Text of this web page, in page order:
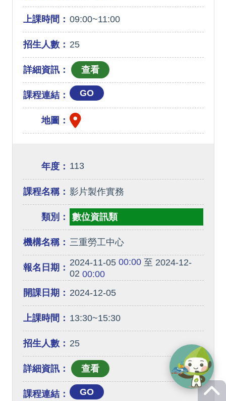
上課時間： 09:00~11:00
招生人數： 25
詳細資訊：
課程連結： GO
地圖：
年度： 113
課程名稱： 影片製作實務
類別： 數位資訊類
機構名稱： 三重勞工中心
報名日期： 2024-11-0500:00至 2024-12-
02 00:00
開課日期： 2024-12-05
上課時間： 13:30~15:30
招生人數： 25
詳細資訊：
課程連結： GO